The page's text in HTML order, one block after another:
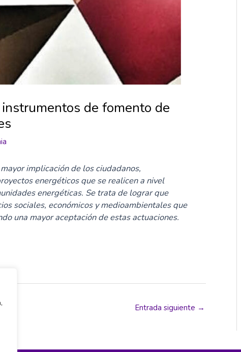
de fomento de
implicación de los ciudadanos,
energéticos que se realicen a nivel
energéticas. Se trata de lograr que
sociales, económicos y medioambientales que
una mayor aceptación de estas actuaciones.
Entrada siguiente →